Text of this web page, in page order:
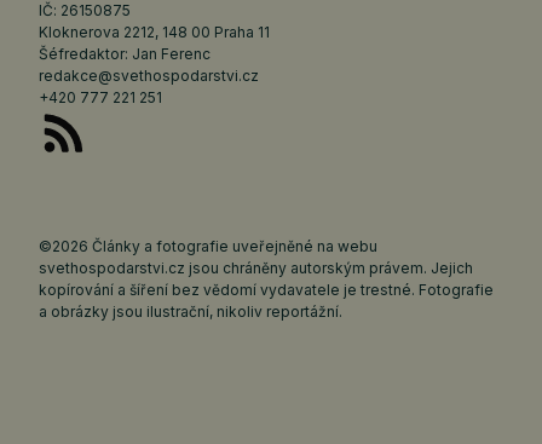
IČ: 26150875
Kloknerova 2212, 148 00 Praha 11
Šéfredaktor: Jan Ferenc
redakce@svethospodarstvi.cz
+420 777 221 251
©2026 Články a fotografie uveřejněné na webu
svethospodarstvi.cz jsou chráněny autorským právem. Jejich
kopírování a šíření bez vědomí vydavatele je trestné. Fotografie
a obrázky jsou ilustrační, nikoliv reportážní.